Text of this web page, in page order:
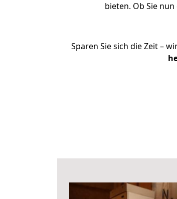
bieten. Ob Sie
Sparen Sie sich die Zeit –